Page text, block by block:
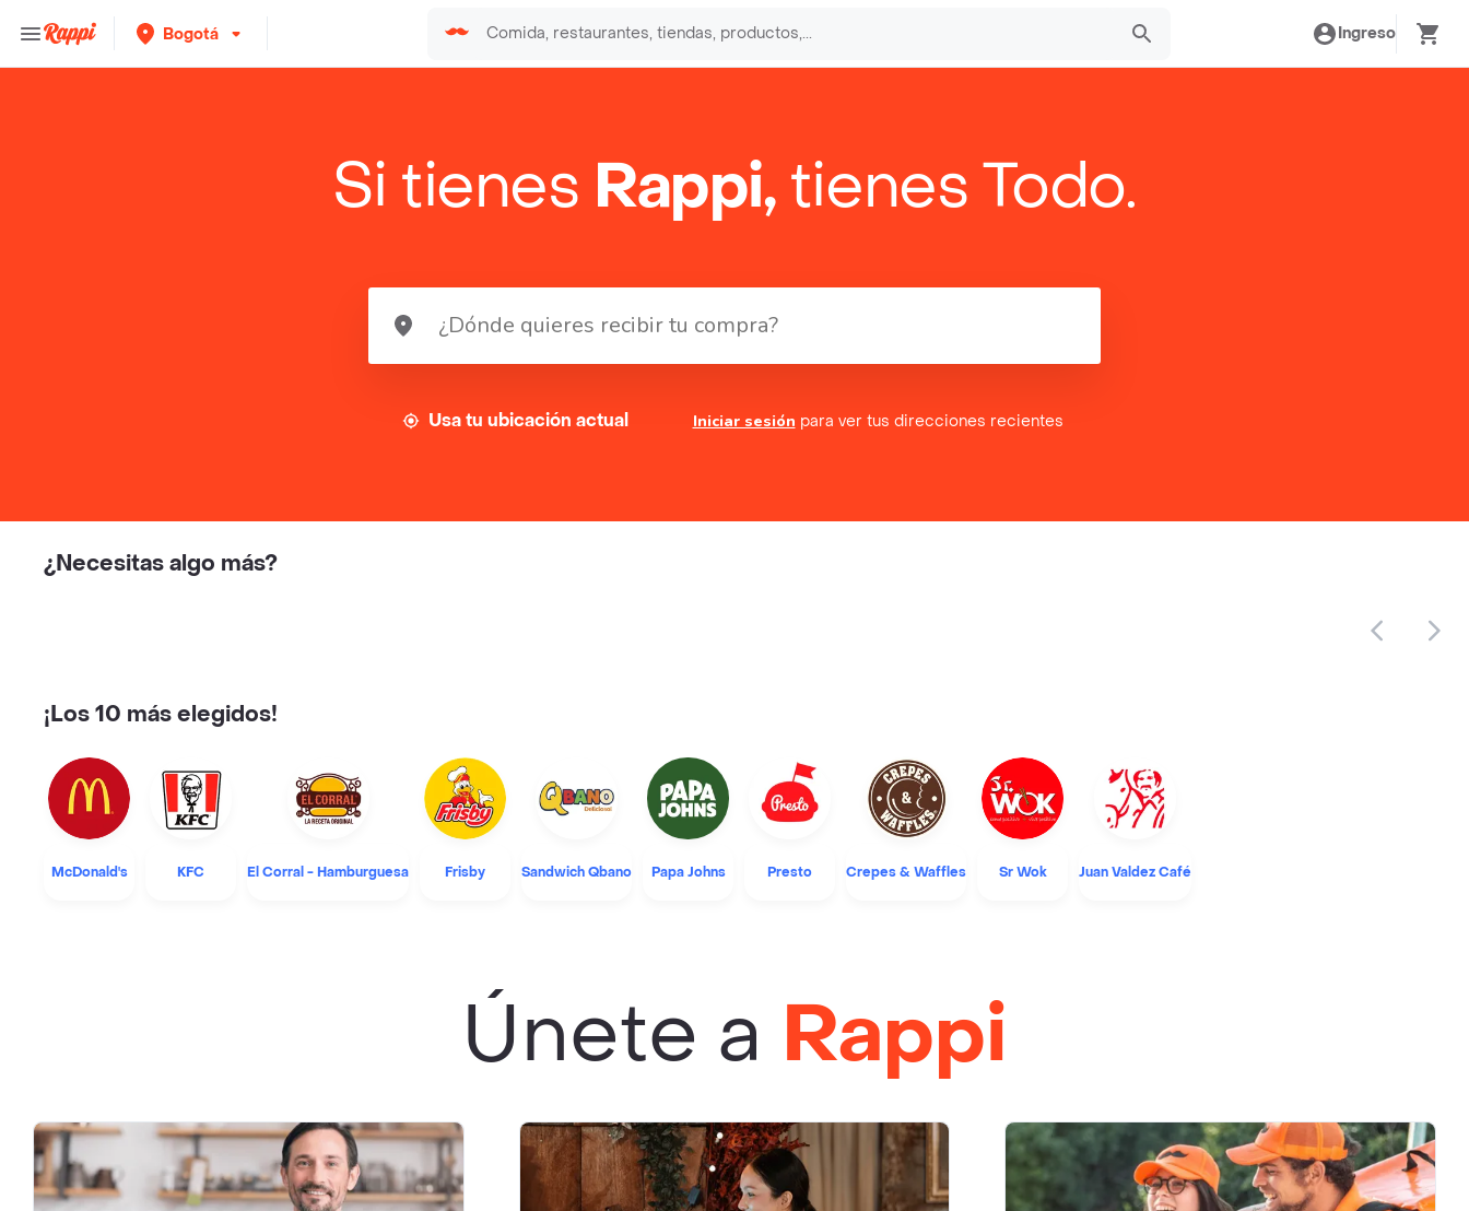
Bogotá Ingreso
Si tienes Rappi,tienes Todo.
Usa tu ubicación actual Iniciar sesión para ver tus direcciones recientes
¿Necesitas algo más?
¡Los 10 más elegidos!
McDonald's KFC El Corral - Hamburguesa Frisby Sandwich Qbano Papa Johns Presto Crepes & Waffles Sr Wok Juan Valdez Café
Únete a Rappi